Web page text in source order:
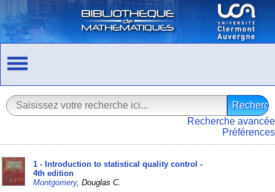
Recherche avancée
Préférences
1 - Introduction to statistical quality control -
4th edition
Montgomery, Douglas C.